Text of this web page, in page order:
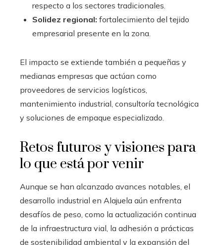
respecto a los sectores tradicionales.
Solidez regional: fortalecimiento del tejido
empresarial presente en la zona.
El impacto se extiende también a pequeñas y
medianas empresas que actúan como
proveedores de servicios logísticos,
mantenimiento industrial, consultoría tecnológica
y soluciones de empaque especializado.
Retos futuros y visiones para
lo que está por venir
Aunque se han alcanzado avances notables, el
desarrollo industrial en Alajuela aún enfrenta
desafíos de peso, como la actualización continua
de la infraestructura vial, la adhesión a prácticas
de sostenibilidad ambiental y la expansión del